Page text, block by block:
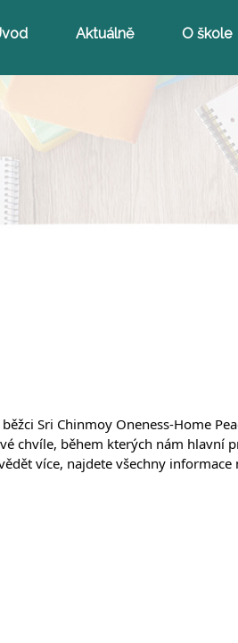
Aktuálně O škole
Sri Chinmoy Oneness-Home
chvíle, během kterých nám
více, najdete všechny informace